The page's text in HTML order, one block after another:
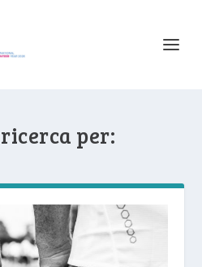
per: